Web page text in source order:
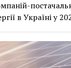
в Україні у